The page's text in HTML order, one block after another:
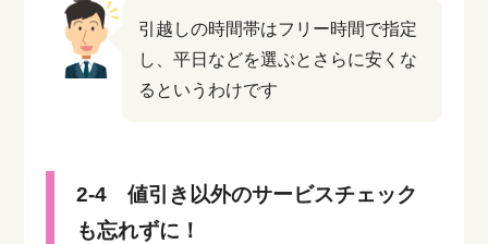
引越しの時間帯はフリー時間で指定
し、平日などを選ぶとさらに安くな
るというわけです
2-4 値引き以外のサービスチェック
も忘れずに！